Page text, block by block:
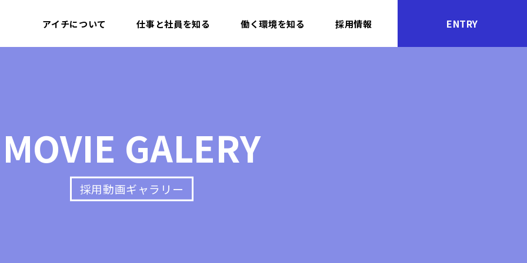
アイチについて 仕事と社員を知る 働く環境を知る 採用情報 ENTRY
MOVIE GALERY
採用動画ギャラリー